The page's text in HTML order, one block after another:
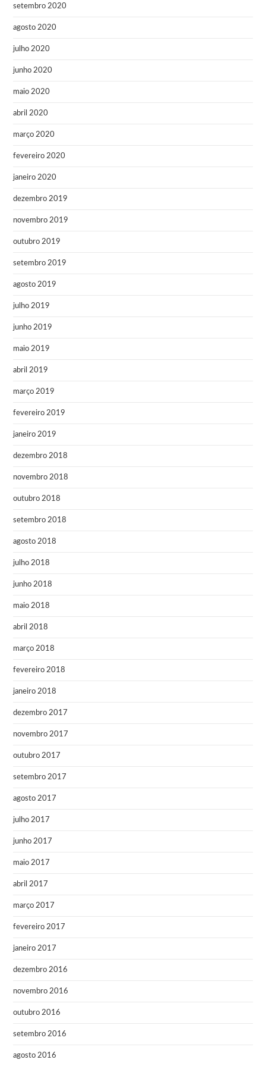
setembro 2020
agosto 2020
julho 2020
junho 2020
maio 2020
abril 2020
março 2020
fevereiro 2020
janeiro 2020
dezembro 2019
novembro 2019
outubro 2019
setembro 2019
agosto 2019
julho 2019
junho 2019
maio 2019
abril 2019
março 2019
fevereiro 2019
janeiro 2019
dezembro 2018
novembro 2018
outubro 2018
setembro 2018
agosto 2018
julho 2018
junho 2018
maio 2018
abril 2018
março 2018
fevereiro 2018
janeiro 2018
dezembro 2017
novembro 2017
outubro 2017
setembro 2017
agosto 2017
julho 2017
junho 2017
maio 2017
abril 2017
março 2017
fevereiro 2017
janeiro 2017
dezembro 2016
novembro 2016
outubro 2016
setembro 2016
agosto 2016